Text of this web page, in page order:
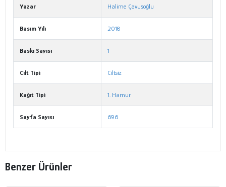
Yazar Halime Çavuşoğlu
Basım Yılı 2018
Baskı Sayısı 1
Cilt Tipi Ciltsiz
Kağıt Tipi 1. Hamur
Sayfa Sayısı 696
Benzer Ürünler